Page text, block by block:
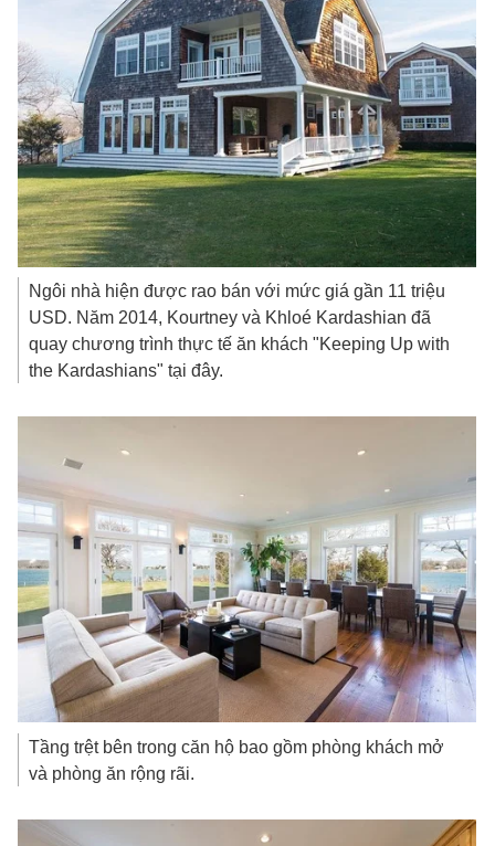
Ngôi nhà hiện được rao bán với mức giá gần 11 triệu
USD. Năm 2014, Kourtney và Khloé Kardashian đã
quay chương trình thực tế ăn khách "Keeping Up with
the Kardashians" tại đây.
Tầng trệt bên trong căn hộ bao gồm phòng khách mở
và phòng ăn rộng rãi.